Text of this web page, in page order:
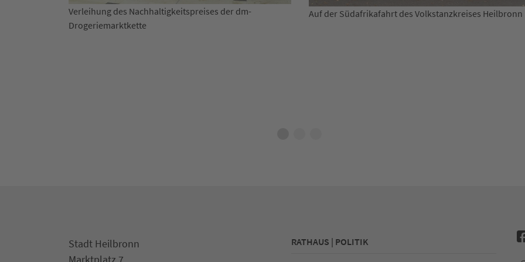
Verleihung des Nachhaltigkeitspreises der dm-
Drogeriemarktkette
Auf der Südafrikafahrt des Volkstanzkreises Heilbronn
Stadt Heilbronn
RATHAUS | POLITIK